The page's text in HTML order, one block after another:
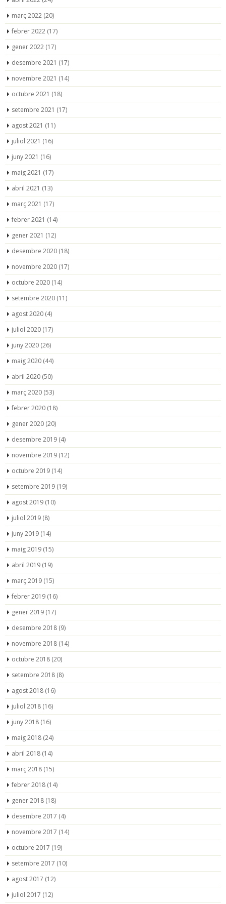
març 2022 (20)
febrer 2022 (17)
gener 2022 (17)
desembre 2021 (17)
novembre 2021 (14)
octubre 2021 (18)
setembre 2021 (17)
agost 2021 (11)
juliol 2021 (16)
juny 2021 (16)
maig 2021 (17)
abril 2021 (13)
març 2021 (17)
febrer 2021 (14)
gener 2021 (12)
desembre 2020 (18)
novembre 2020 (17)
octubre 2020 (14)
setembre 2020 (11)
agost 2020 (4)
juliol 2020 (17)
juny 2020 (26)
maig 2020 (44)
abril 2020 (50)
març 2020 (53)
febrer 2020 (18)
gener 2020 (20)
desembre 2019 (4)
novembre 2019 (12)
octubre 2019 (14)
setembre 2019 (19)
agost 2019 (10)
juliol 2019 (8)
juny 2019 (14)
maig 2019 (15)
abril 2019 (19)
març 2019 (15)
febrer 2019 (16)
gener 2019 (17)
desembre 2018 (9)
novembre 2018 (14)
octubre 2018 (20)
setembre 2018 (8)
agost 2018 (16)
juliol 2018 (16)
juny 2018 (16)
maig 2018 (24)
abril 2018 (14)
març 2018 (15)
febrer 2018 (14)
gener 2018 (18)
desembre 2017 (4)
novembre 2017 (14)
octubre 2017 (19)
setembre 2017 (10)
agost 2017 (12)
juliol 2017 (12)